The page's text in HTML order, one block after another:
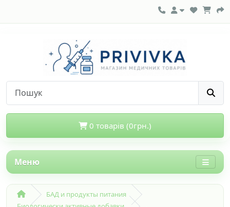
0 товарів (0грн.)
Меню
БАД и продукты питания